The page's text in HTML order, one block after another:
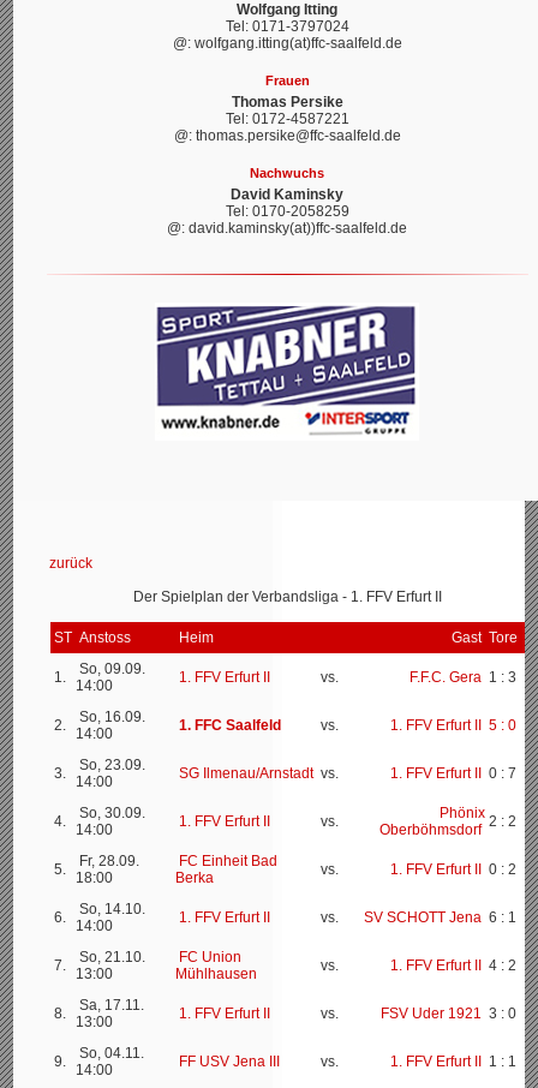
Wolfgang Itting
Tel: 0171-3797024
@: wolfgang.itting(at)ffc-saalfeld.de
Frauen
Thomas Persike
Tel: 0172-4587221
@: thomas.persike@ffc-saalfeld.de
Nachwuchs
David Kaminsky
Tel: 0170-2058259
@: david.kaminsky(at))ffc-saalfeld.de
zurück
Der Spielplan der Verbandsliga - 1. FFV Erfurt II
ST Anstoss Heim Gast Tore
1.
So, 09.09.
14:00
1. FFV Erfurt II vs. F.F.C. Gera 1 : 3
2.
So, 16.09.
14:00
1. FFC Saalfeld vs. 1. FFV Erfurt II 5 : 0
3.
So, 23.09.
14:00
SG Ilmenau/Arnstadt vs. 1. FFV Erfurt II 0 : 7
4.
So, 30.09.
14:00
1. FFV Erfurt II vs.
Phönix
Oberböhmsdorf 2 : 2
5.
Fr, 28.09.
18:00
FC Einheit Bad
Berka
vs. 1. FFV Erfurt II 0 : 2
6.
So, 14.10.
14:00
1. FFV Erfurt II vs. SV SCHOTT Jena 6 : 1
7.
So, 21.10.
13:00
FC Union
Mühlhausen
vs. 1. FFV Erfurt II 4 : 2
8.
Sa, 17.11.
13:00
1. FFV Erfurt II vs. FSV Uder 1921 3 : 0
9.
So, 04.11.
14:00
FF USV Jena III vs. 1. FFV Erfurt II 1 : 1